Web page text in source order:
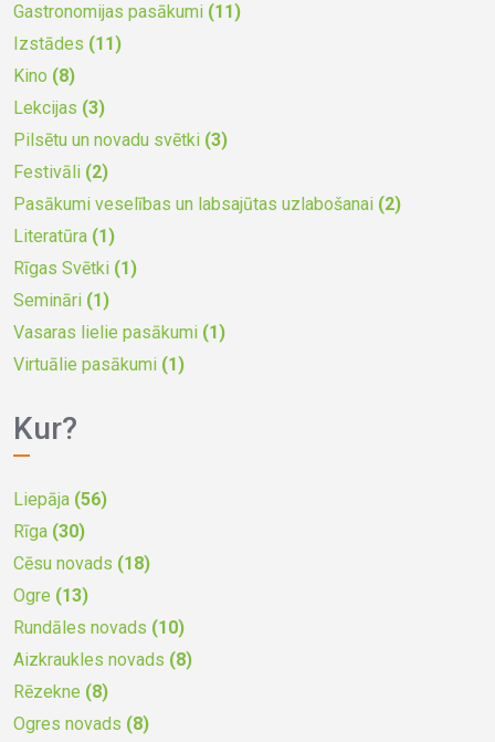
Gastronomijas pasākumi (11)
Izstādes (11)
Kino (8)
Lekcijas (3)
Pilsētu un novadu svētki (3)
Festivāli (2)
Pasākumi veselības un labsajūtas uzlabošanai (2)
Literatūra (1)
Rīgas Svētki (1)
Semināri (1)
Vasaras lielie pasākumi (1)
Virtuālie pasākumi (1)
Kur?
Liepāja (56)
Rīga (30)
Cēsu novads (18)
Ogre (13)
Rundāles novads (10)
Aizkraukles novads (8)
Rēzekne (8)
Ogres novads (8)